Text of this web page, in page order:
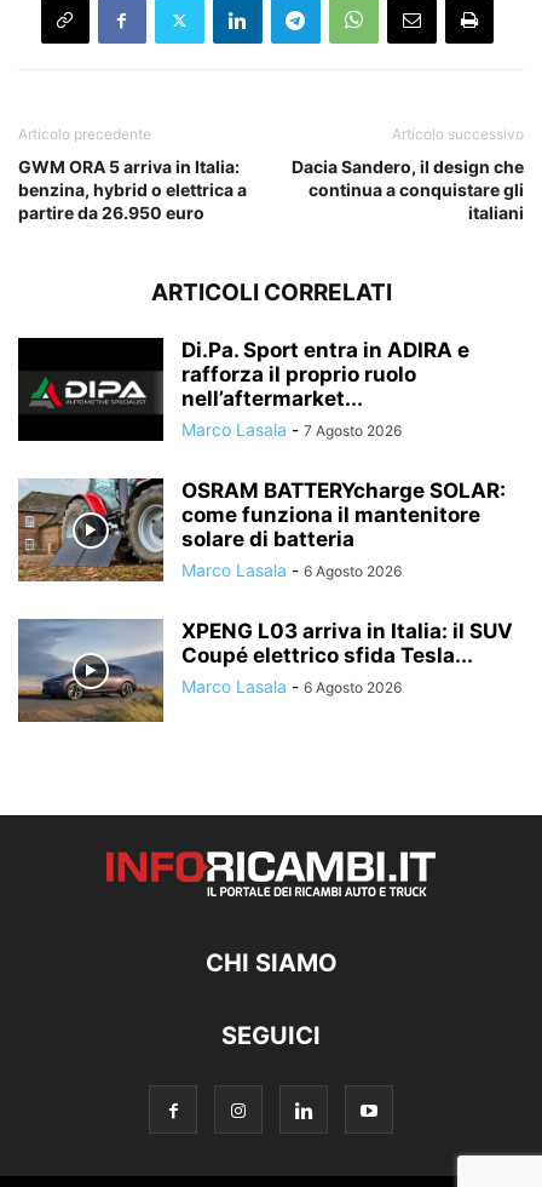
Articolo precedente
GWM ORA 5 arriva in Italia:
benzina, hybrid o elettrica a
partire da 26.950 euro
Articolo successivo
Dacia Sandero, il design che
continua a conquistare gli
italiani
ARTICOLI CORRELATI
Di.Pa. Sport entra in ADIRA e
rafforza il proprio ruolo
nell’aftermarket...
Marco Lasala - 7 Agosto 2026
OSRAM BATTERYcharge SOLAR:
come funziona il mantenitore
solare di batteria
Marco Lasala - 6 Agosto 2026
XPENG L03 arriva in Italia: il SUV
Coupé elettrico sfida Tesla...
Marco Lasala - 6 Agosto 2026
CHI SIAMO
SEGUICI